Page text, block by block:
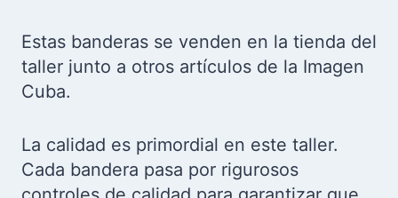
Estas banderas se venden en la tienda del
taller junto a otros artículos de la Imagen
Cuba.
La calidad es primordial en este taller.
Cada bandera pasa por rigurosos